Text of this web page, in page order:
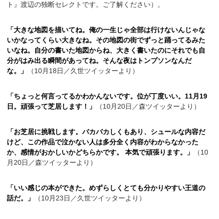
ト』渡辺の独断セレクトです。ご了解ください）。
「大きな地図を描いてね。俺の一生じゃ全部は行けないんじゃな
いかなってくらい大きなね。その地図の街でずっと踊ってるみた
いなね。自分の書いた地図からね、大きく書いたのにそれでも自
分がはみ出る瞬間があってね。そんな夜はトンプソンなんだ
な。」
（10月18日／久世ツイッターより）
「ちょっと何言ってるかわかんないです。位が丁度いい。11月19
日。頑張って芝居します！」
（10月20日／森ツイッターより）
「お芝居に挑戦します。バカバカしくもあり、シュールな内容だ
けど、この作品で泣かない人は多分全く内容がわからなかった
か、感情がおかしいかどちらかです。 本気で頑張ります。」
（10
月20日／森ツイッターより）
「いい感じの本ができた。めずらしくとても分かりやすい王道の
話だ。」
（10月23日／久世ツイッターより）